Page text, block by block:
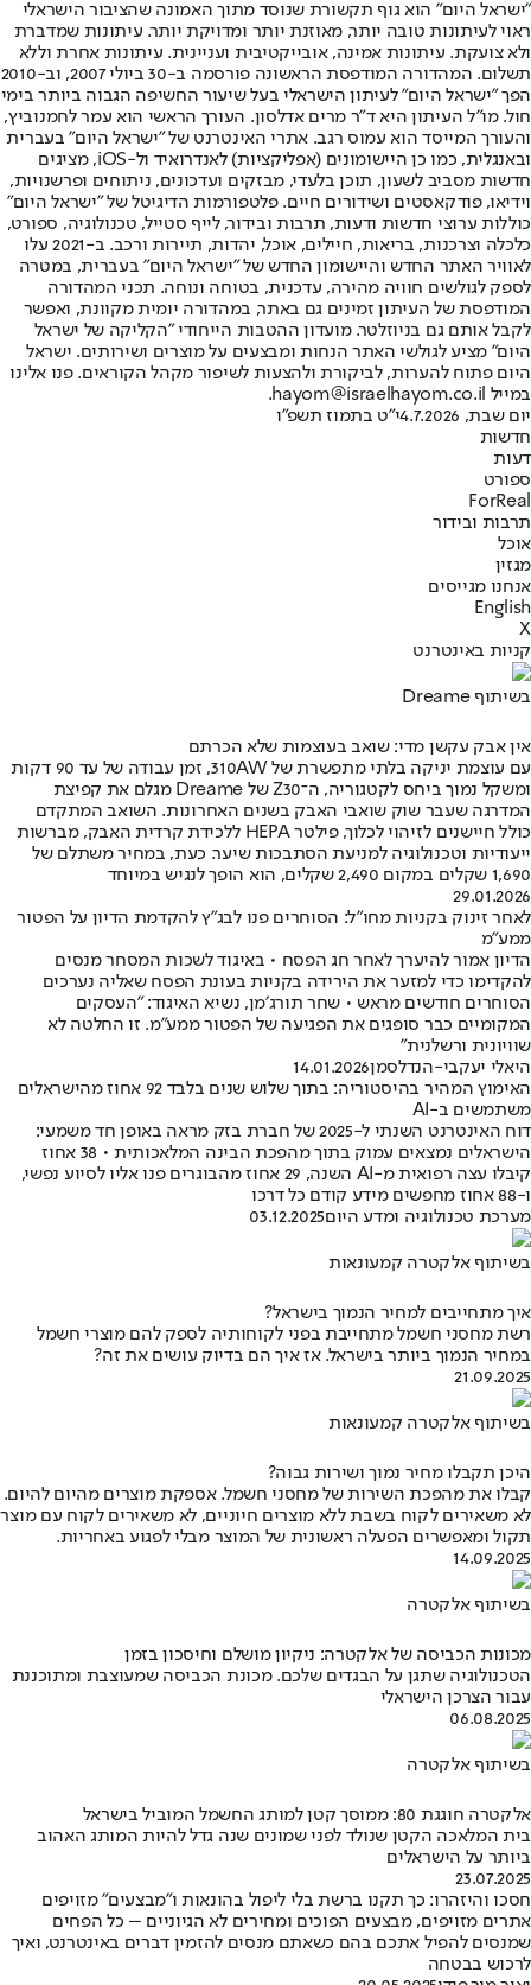
"ישראל היום" הוא גוף תקשורת שנוסד מתוך האמונה שהציבור הישראלי
ראוי לעיתונות טובה יותר, מאוזנת יותר ומדויקת יותר. עיתונות שמדברת
ולא צועקת. עיתונות אמינה, אובייקטיבית ועניינית. עיתונות אחרת וללא
תשלום. המהדורה המודפסת הראשונה פורסמה ב-30 ביולי 2007, וב-2010
הפך "ישראל היום" לעיתון הישראלי בעל שיעור החשיפה הגבוה ביותר בימי
חול. מו"ל העיתון היא ד"ר מרים אדלסון. העורך הראשי הוא עמר לחמנוביץ,
והעורך המייסד הוא עמוס רגב. אתרי האינטרנט של "ישראל היום" בעברית
ובאנגלית, כמו כן היישומונים (אפליקציות) לאנדרואיד ול-iOS, מציגים
חדשות מסביב לשעון, תוכן בלעדי, מבזקים ועדכונים, ניתוחים ופרשנויות,
וידיאו, פודקאסטים ושידורים חיים. פלטפורמות הדיגיטל של "ישראל היום"
כוללות ערוצי חדשות ודעות, תרבות ובידור, לייף סטייל, טכנולוגיה, ספורט,
כלכלה וצרכנות, בריאות, חיילים, אוכל, יהדות, תיירות ורכב. ב-2021 עלו
לאוויר האתר החדש והיישומון החדש של "ישראל היום" בעברית, במטרה
לספק לגולשים חוויה מהירה, עדכנית, בטוחה ונוחה. תכני המהדורה
המודפסת של העיתון זמינים גם באתר, במהדורה יומית מקוונת, ואפשר
לקבל אותם גם בניוזלטר. מועדון ההטבות הייחודי "הקליקה של ישראל
היום" מציע לגולשי האתר הנחות ומבצעים על מוצרים ושירותים. ישראל
היום פתוח להערות, לביקורת ולהצעות לשיפור מקהל הקוראים. פנו אלינו
במייל hayom@israelhayom.co.il.
יום שבת, 4.7.2026
י"ט בתמוז תשפ"ו
חדשות
דעות
ספורט
ForReal
תרבות ובידור
אוכל
מגזין
אנחנו מגייסים
English
X
קניות באינטרנט
בשיתוף Dreame
אין אבק עקשן מדי: שואב בעוצמות שלא הכרתם
עם עוצמת יניקה בלתי מתפשרת של 310AW, זמן עבודה של עד 90 דקות
ומשקל נמוך ביחס לקטגוריה, ה־Z30 של Dreame מגלם את קפיצת
המדרגה שעבר שוק שואבי האבק בשנים האחרונות. השואב המתקדם
כולל חיישנים לזיהוי לכלוך, פילטר HEPA ללכידת קרדית האבק, מברשות
ייעודיות וטכנולוגיה למניעת הסתבכות שיער. כעת, במחיר משתלם של
1,690 שקלים במקום 2,490 שקלים, הוא הופך לנגיש במיוחד
29.01.2026
לאחר זינוק בקניות מחו"ל: הסוחרים פנו לבג"ץ להקדמת הדיון על הפטור
ממע"מ
הדיון אמור להיערך לאחר חג הפסח • באיגוד לשכות המסחר מנסים
להקדימו כדי למזער את הירידה בקניות בעונת הפסח שאליה נערכים
הסוחרים חודשים מראש • שחר תורג׳מן, נשיא האיגוד: "העסקים
המקומיים כבר סופגים את הפגיעה של הפטור ממע״מ. זו החלטה לא
שוויונית ורשלנית"
היאלי יעקבי-הנדלסמן14.01.2026
האימוץ המהיר בהיסטוריה: בתוך שלוש שנים בלבד 92 אחוז מהישראלים
משתמשים ב-AI
דוח האינטרנט השנתי ל-2025 של חברת בזק מראה באופן חד משמעי:
הישראלים נמצאים עמוק בתוך מהפכת הבינה המלאכותית • 38 אחוז
קיבלו עצה רפואית מ-AI השנה, 29 אחוז מהבוגרים פנו אליו לסיוע נפשי,
ו-88 אחוז מחפשים מידע קודם כל דרכו
מערכת טכנולוגיה ומדע היום03.12.2025
בשיתוף אלקטרה קמעונאות
איך מתחייבים למחיר הנמוך בישראל?
רשת מחסני חשמל מתחייבת בפני לקוחותיה לספק להם מוצרי חשמל
במחיר הנמוך ביותר בישראל. אז איך הם בדיוק עושים את זה?
21.09.2025
בשיתוף אלקטרה קמעונאות
היכן תקבלו מחיר נמוך ושירות גבוה?
קבלו את מהפכת השירות של מחסני חשמל. אספקת מוצרים מהיום להיום.
לא משאירים לקוח בשבת ללא מוצרים חיוניים, לא משאירים לקוח עם מוצר
תקול ומאפשרים הפעלה ראשונית של המוצר מבלי לפגוע באחריות.
14.09.2025
בשיתוף אלקטרה
מכונות הכביסה של אלקטרה: ניקיון מושלם וחיסכון בזמן
הטכנולוגיה שתגן על הבגדים שלכם. מכונת הכביסה שמעוצבת ומתוכננת
עבור הצרכן הישראלי
06.08.2025
בשיתוף אלקטרה
אלקטרה חוגגת 80: ממוסך קטן למותג החשמל המוביל בישראל
בית המלאכה הקטן שנולד לפני שמונים שנה גדל להיות המותג האהוב
ביותר על הישראלים
23.07.2025
חסכו והיזהרו: כך תקנו ברשת בלי ליפול בהונאות ו"מבצעים" מזויפים
אתרים מזויפים, מבצעים הפוכים ומחירים לא הגיוניים – כל הפחים
שמנסים להפיל אתכם בהם כשאתם מנסים להזמין דברים באינטרנט, ואיך
לרכוש בבטחה